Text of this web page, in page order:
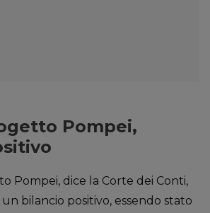
Pompei,
Pompei, dice la Corte dei Conti,
bilancio positivo, essendo stato